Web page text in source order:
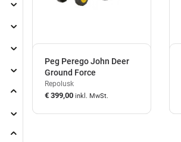
Peg Perego John Deer
Ground Force
Repolusk
€ 399,00 inkl. MwSt.